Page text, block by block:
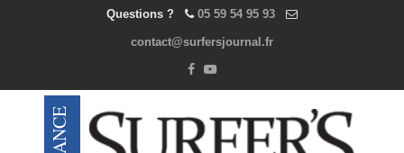
Questions ? 05 59 54 95 93
contact@surfersjournal.fr